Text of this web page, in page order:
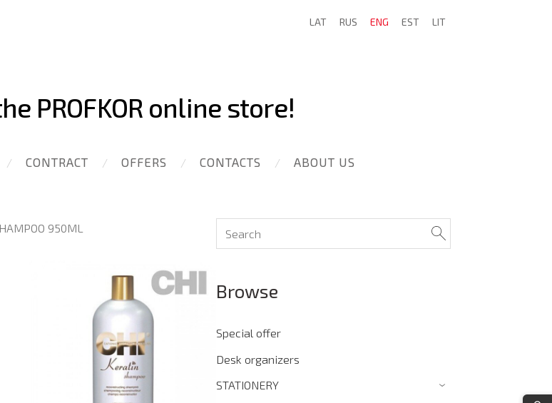
PROFKOR online store!
CONTRACT OFFERS CONTACTS ABOUT US
LAT RUS ENG EST LIT
Browse
Special offer
Desk organizers
STATIONERY
›
950ML